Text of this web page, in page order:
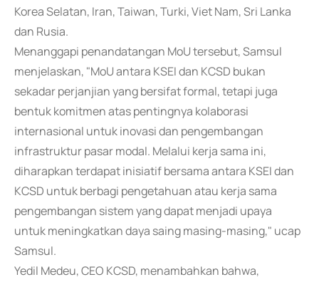
Korea Selatan, Iran, Taiwan, Turki, Viet Nam, Sri Lanka
dan Rusia.
Menanggapi penandatangan MoU tersebut, Samsul
menjelaskan, "MoU antara KSEI dan KCSD bukan
sekadar perjanjian yang bersifat formal, tetapi juga
bentuk komitmen atas pentingnya kolaborasi
internasional untuk inovasi dan pengembangan
infrastruktur pasar modal. Melalui kerja sama ini,
diharapkan terdapat inisiatif bersama antara KSEI dan
KCSD untuk berbagi pengetahuan atau kerja sama
pengembangan sistem yang dapat menjadi upaya
untuk meningkatkan daya saing masing-masing," ucap
Samsul.
Yedil Medeu, CEO KCSD, menambahkan bahwa,